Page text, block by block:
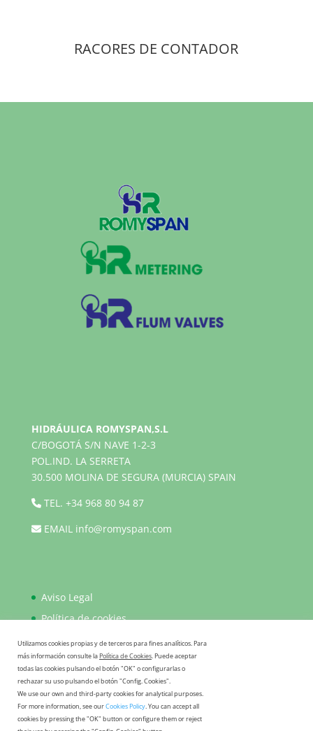
RACORES DE CONTADOR
HIDRÁULICA ROMYSPAN,S.L
C/BOGOTÁ S/N NAVE 1-2-3
POL.IND. LA SERRETA
30.500 MOLINA DE SEGURA (MURCIA) SPAIN
TEL. +34 968 80 94 87
EMAIL info@romyspan.com
Aviso Legal
Política de cookies
Política de privacidad
FAQ
Utilizamos cookies propias y de terceros para fines analíticos. Para
más información consulte laPolítica de Cookies. Puede aceptar
todas las cookies pulsando el botón "OK" o configurarlas o
rechazar su uso pulsando el botón "Config. Cookies".
We use our own and third-party cookies for analytical purposes.
For more information, see ourCookies Policy. You can accept all
cookies by pressing the "OK" button or configure them or reject